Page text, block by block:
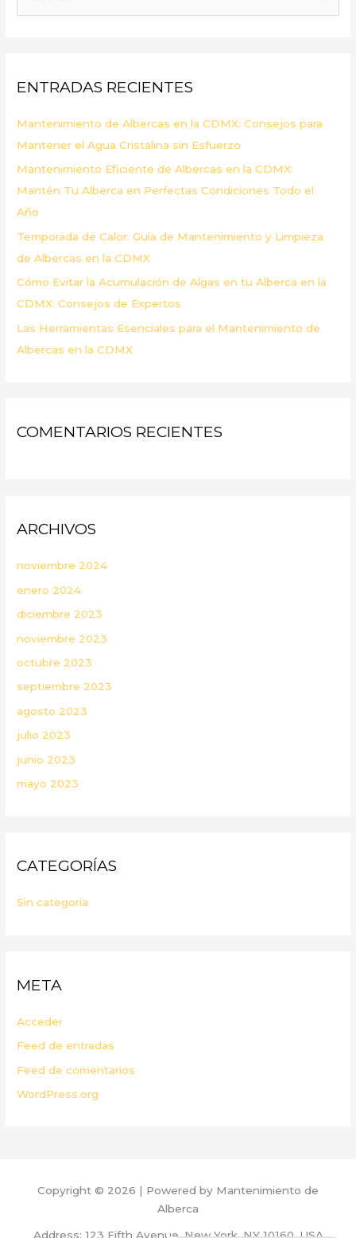
r
o
r
:
ENTRADAS RECIENTES
Mantenimiento de Albercas en la CDMX: Consejos para
Mantener el Agua Cristalina sin Esfuerzo
Mantenimiento Eficiente de Albercas en la CDMX:
Mantén Tu Alberca en Perfectas Condiciones Todo el
Año
Temporada de Calor: Guía de Mantenimiento y Limpieza
de Albercas en la CDMX
Cómo Evitar la Acumulación de Algas en tu Alberca en la
CDMX: Consejos de Expertos
Las Herramientas Esenciales para el Mantenimiento de
Albercas en la CDMX
COMENTARIOS RECIENTES
ARCHIVOS
noviembre 2024
enero 2024
diciembre 2023
noviembre 2023
octubre 2023
septiembre 2023
agosto 2023
julio 2023
junio 2023
mayo 2023
CATEGORÍAS
Sin categoría
META
Acceder
Feed de entradas
Feed de comentarios
WordPress.org
Copyright © 2026 | Powered by Mantenimiento de
Alberca
Address: 123 Fifth Avenue, New York, NY 10160, USA